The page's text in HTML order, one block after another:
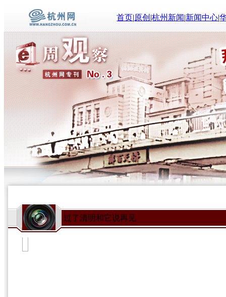
首页|原创 |杭州新闻|新闻中心|
过了清明和它说再见